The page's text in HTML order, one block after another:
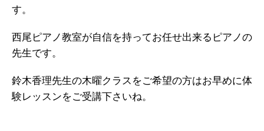
す。
西尾ピアノ教室が自信を持ってお任せ出来るピアノの
先生です。
鈴木香理先生の木曜クラスをご希望の方はお早めに体
験レッスンをご受講下さいね。